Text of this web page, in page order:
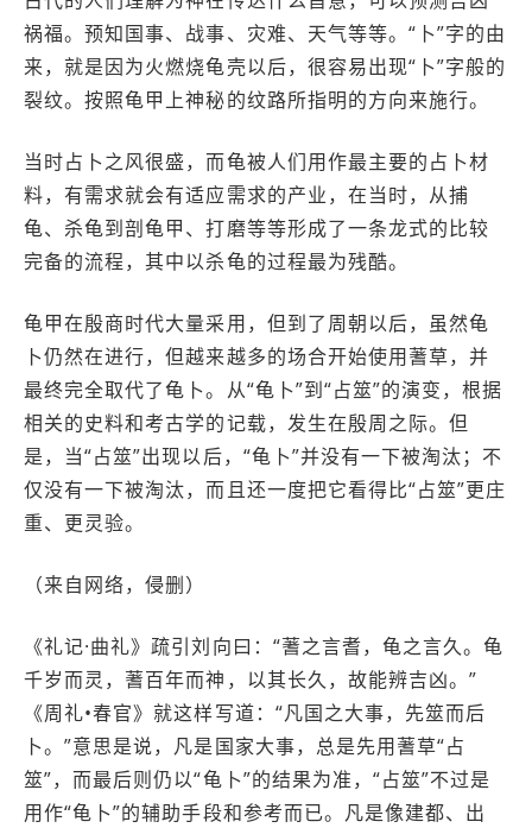
祸福。预知国事、战事、灾难、天气等等。“卜”字的由
来，就是因为火燃烧龟壳以后，很容易出现“卜”字般的
裂纹。按照龟甲上神秘的纹路所指明的方向来施行。
当时占卜之风很盛，而龟被人们用作最主要的占卜材
料，有需求就会有适应需求的产业，在当时，从捕
龟、杀龟到剖龟甲、打磨等等形成了一条龙式的比较
完备的流程，其中以杀龟的过程最为残酷。
龟甲在殷商时代大量采用，但到了周朝以后，虽然龟
卜仍然在进行，但越来越多的场合开始使用蓍草，并
最终完全取代了龟卜。从“龟卜”到“占筮”的演变，根据
相关的史料和考古学的记载，发生在殷周之际。但
是，当“占筮”出现以后，“龟卜”并没有一下被淘汰；不
仅没有一下被淘汰，而且还一度把它看得比“占筮”更庄
重、更灵验。
（来自网络，侵删）
《礼记·曲礼》疏引刘向曰：“蓍之言耆，龟之言久。龟
千岁而灵，蓍百年而神，以其长久，故能辨吉凶。”
《周礼•春官》就这样写道：“凡国之大事，先筮而后
卜。”意思是说，凡是国家大事，总是先用蓍草“占
筮”，而最后则仍以“龟卜”的结果为准，“占筮”不过是
用作“龟卜”的辅助手段和参考而已。凡是像建都、出